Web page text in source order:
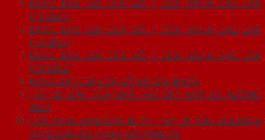
BẢNG BÁO GIÁ CỬA GỖ | CỬA NHỰA CAO CẤP
[11/2021]
BẢNG BÁO GIÁ CỬA GỖ | CỬA NHỰA CAO CẤP
[12/2021]
BẢNG BÁO GIÁ CỬA GỖ | CỬA NHỰA CAO CẤP
[03/2022]
BẢNG BÁO GIÁ CỬA GỖ VÀ CỬA NHỰA
TOP 20 MẪU CỬA NHÀ TẮM ĐẸP HỢP XU HƯỚNG
2021
Cửa nhựa composite là gì?. TOP 30 mẫu cửa nhựa
composite cho phòng tắm hiện đại